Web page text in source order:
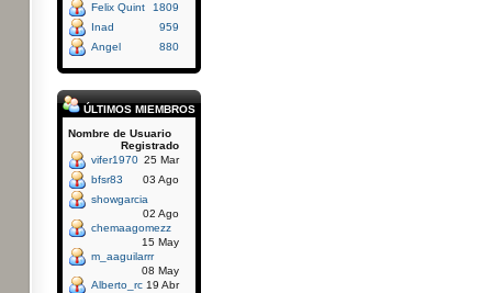
Felix Quint
1809
Inad
959
Angel
880
ÚLTIMOS MIEMBROS
Nombre de Usuario
Registrado
vifer1970 25 Mar
bfsr83
03 Ago
showgarcia
02 Ago
chemaagomezz
15 May
m_aaguilarrr
08 May
Alberto_rc 19 Abr